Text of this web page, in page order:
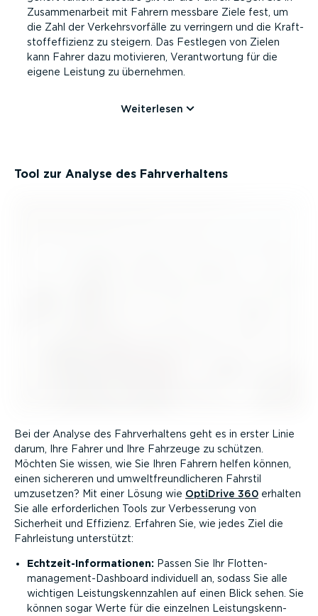
Zusam­men­arbeit mit Fahrern messbare Ziele fest, um
die Zahl der Verkehrs­vor­fälle zu verringern und die Kraft­
stoff­ef­fi­zienz zu steigern. Das Festlegen von Zielen
kann Fahrer dazu motivieren, Verant­wortung für die
eigene Leistung zu übernehmen.
Weiterlesen
Tool zur Analyse des Fahrver­haltens
Bei der Analyse des Fahrver­haltens geht es in erster Linie
darum, Ihre Fahrer und Ihre Fahrzeuge zu schützen.
Möchten Sie wissen, wie Sie Ihren Fahrern helfen können,
einen sichereren und umwelt­freund­li­cheren Fahrstil
umzusetzen? Mit einer Lösung wie OptiDrive 360 erhalten
Sie alle erfor­der­lichen Tools zur Verbes­serung von
Sicherheit und Effizienz. Erfahren Sie, wie jedes Ziel die
Fahrleistung unterstützt:
Echtzeit-In­for­ma­tionen:Passen Sie Ihr Flotten­
management-Dashboard individuell an, sodass Sie alle
wichtigen Leistungs­kenn­zahlen auf einen Blick sehen. Sie
können sogar Werte für die einzelnen Leistungs­kenn­